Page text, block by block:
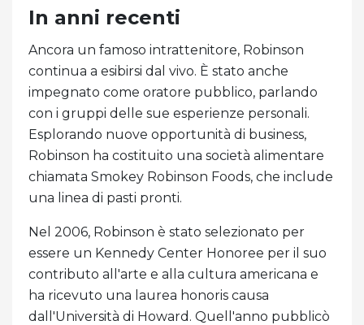
In anni recenti
Ancora un famoso intrattenitore, Robinson
continua a esibirsi dal vivo. È stato anche
impegnato come oratore pubblico, parlando
con i gruppi delle sue esperienze personali.
Esplorando nuove opportunità di business,
Robinson ha costituito una società alimentare
chiamata Smokey Robinson Foods, che include
una linea di pasti pronti.
Nel 2006, Robinson è stato selezionato per
essere un Kennedy Center Honoree per il suo
contributo all'arte e alla cultura americana e
ha ricevuto una laurea honoris causa
dall'Università di Howard. Quell'anno pubblicò